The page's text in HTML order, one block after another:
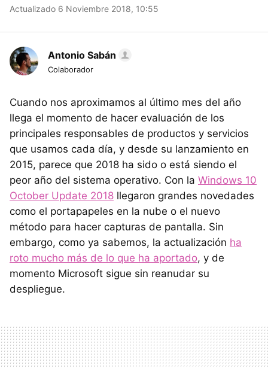
Actualizado 6 Noviembre 2018, 10:55
Antonio Sabán
Colaborador
Cuando nos aproximamos al último mes del año
llega el momento de hacer evaluación de los
principales responsables de productos y servicios
que usamos cada día, y desde su lanzamiento en
2015, parece que 2018 ha sido o está siendo el
peor año del sistema operativo. Con la Windows 10
October Update 2018 llegaron grandes novedades
como el portapapeles en la nube o el nuevo
método para hacer capturas de pantalla. Sin
embargo, como ya sabemos, la actualización ha
roto mucho más de lo que ha aportado, y de
momento Microsoft sigue sin reanudar su
despliegue.